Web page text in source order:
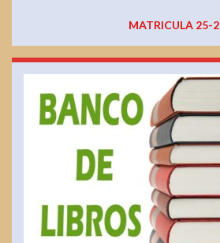
MATRICULA 25-